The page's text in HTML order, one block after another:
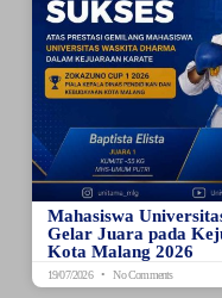
Mahasiswa
Gelar Juara pada
Kota Malang 2026
19/07/2026 No Comments